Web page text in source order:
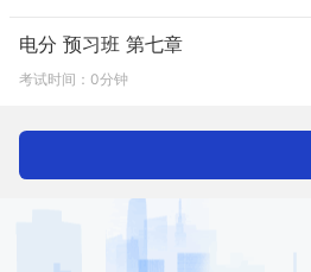
电分 预习班 第七章
考试时间：0分钟